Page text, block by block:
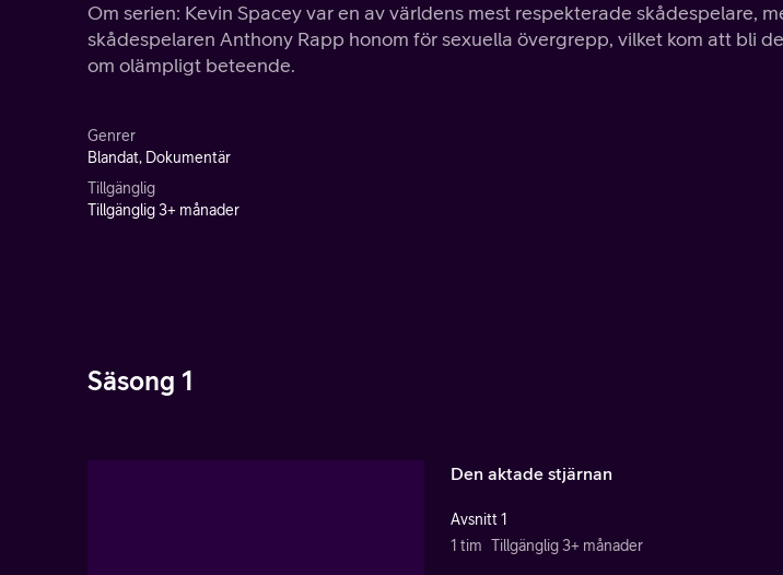
Om serien: Kevin Spacey var en av världens mest respekterade skådespelare,
skådespelaren Anthony Rapp honom för sexuella övergrepp, vilket kom att bli
om olämpligt beteende.
Genrer
Blandat, Dokumentär
Tillgänglig
Tillgänglig 3+ månader
Säsong 1
Den aktade stjärnan
Avsnitt 1
1 tim Tillgänglig 3+ månader